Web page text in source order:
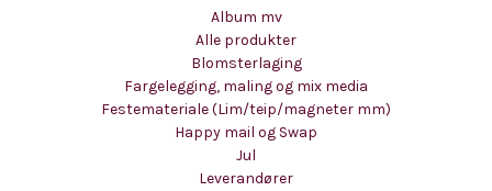
Album mv
Alle produkter
Blomsterlaging
Fargelegging, maling og mix media
Festemateriale (Lim/teip/magneter mm)
Happy mail og Swap
Jul
Leverandører